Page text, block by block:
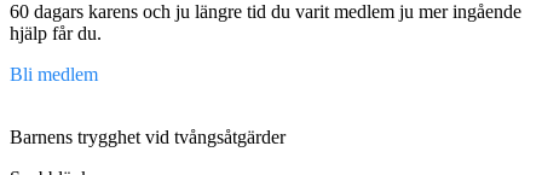
60 dagars karens och ju längre tid du varit medlem ju mer ingående
hjälp får du.
Bli medlem
Barnens trygghet vid tvångsåtgärder